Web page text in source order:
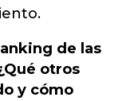
de las
otros
y cómo